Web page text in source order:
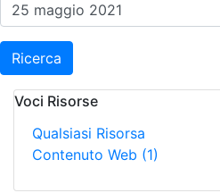
Ricerca
Voci Risorse
Qualsiasi Risorsa
Contenuto Web (1)